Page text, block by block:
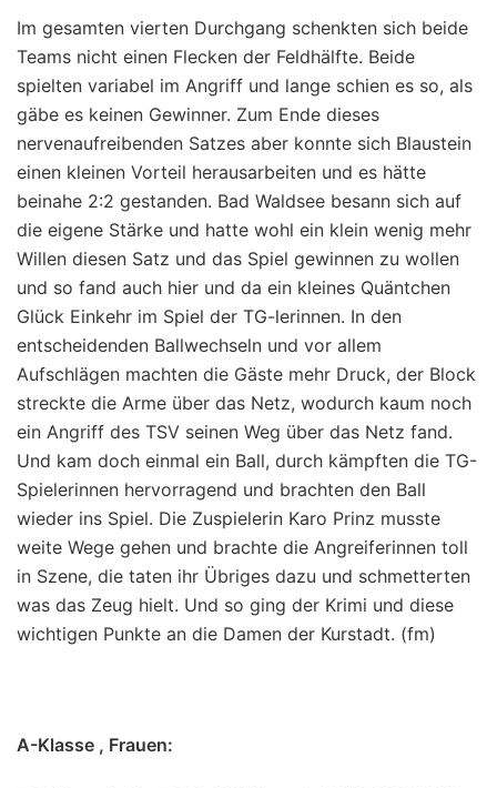
Im gesamten vierten Durchgang schenkten sich beide
Teams nicht einen Flecken der Feldhälfte. Beide
spielten variabel im Angriff und lange schien es so, als
gäbe es keinen Gewinner. Zum Ende dieses
nervenaufreibenden Satzes aber konnte sich Blaustein
einen kleinen Vorteil herausarbeiten und es hätte
beinahe 2:2 gestanden. Bad Waldsee besann sich auf
die eigene Stärke und hatte wohl ein klein wenig mehr
Willen diesen Satz und das Spiel gewinnen zu wollen
und so fand auch hier und da ein kleines Quäntchen
Glück Einkehr im Spiel der TG-lerinnen. In den
entscheidenden Ballwechseln und vor allem
Aufschlägen machten die Gäste mehr Druck, der Block
streckte die Arme über das Netz, wodurch kaum noch
ein Angriff des TSV seinen Weg über das Netz fand.
Und kam doch einmal ein Ball, durch kämpften die TG-
Spielerinnen hervorragend und brachten den Ball
wieder ins Spiel. Die Zuspielerin Karo Prinz musste
weite Wege gehen und brachte die Angreiferinnen toll
in Szene, die taten ihr Übriges dazu und schmetterten
was das Zeug hielt. Und so ging der Krimi und diese
wichtigen Punkte an die Damen der Kurstadt. (fm)
A-Klasse , Frauen: